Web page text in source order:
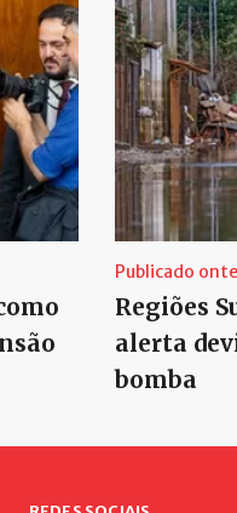
Publicado
Regiões
alerta
bomba